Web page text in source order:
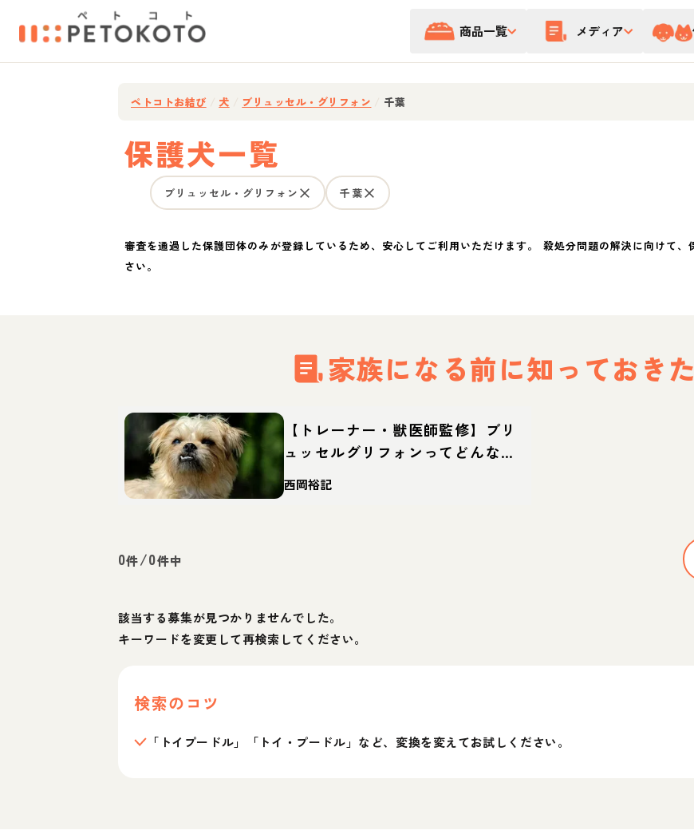
商品一覧 メディア
ペトコトお結び 犬 ブリュッセル・グリフォン 千葉
保護犬一覧
ブリュッセル・グリフォン 千葉
審査を通過した保護団体のみが登録しているため、安心してご利用いただけます。 殺処分問題の解決に向けて
さい。
家族になる前に知っておき
【トレーナー・獣医師監修】ブリ
ュッセルグリフォンってどんな
犬？性格・特徴・育て方・迎え方
西岡裕記
0件/0件中
該当する募集が見つかりませんでした。
キーワードを変更して再検索してください。
検索のコツ
「トイプードル」「トイ・プードル」など、変換を変えてお試しください。